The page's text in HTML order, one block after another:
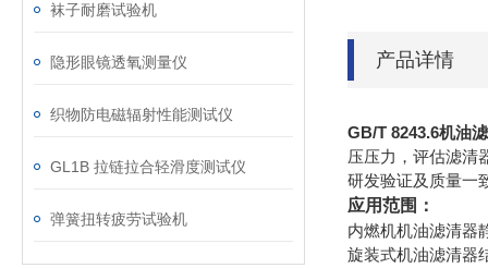
袜子耐磨试验机
隐形眼镜透氧测量仪
织物防电磁辐射性能测试仪
GL1B 拉链拉合轻滑度测试仪
弹簧扭转疲劳试验机
产品详情
GB/T 8243.6机油
压压力，评估滤清
研发验证及质量一
应用范围：
内燃机机油滤清器
旋装式机油滤清器